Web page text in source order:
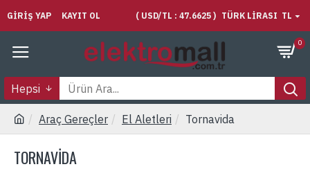
GIRIŞ YAP KAYIT OL ( USD/TL : 47.6625 ) TÜRK LIRASI TL
0
Hepsi
Araç Gereçler El Aletleri Tornavida
TORNAVIDA